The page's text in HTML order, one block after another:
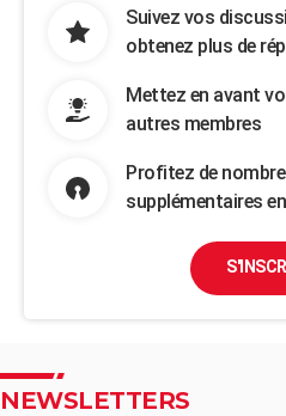
Suivez vos
obtenez plus de
Mettez en avant
autres membres
Profitez de
supplémentaires
NEWSLETTERS